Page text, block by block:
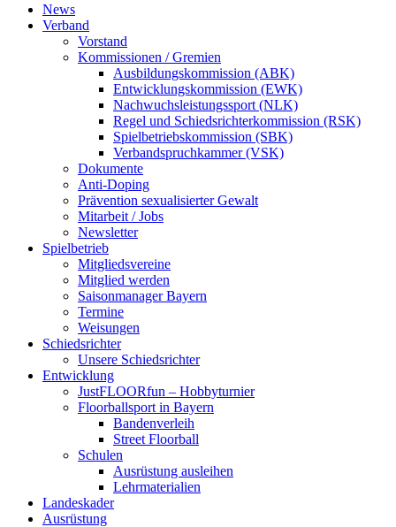
News
Verband
Vorstand
Kommissionen / Gremien
Ausbildungskommission (ABK)
Entwicklungskommission (EWK)
Nachwuchsleistungssport (NLK)
Regel und Schiedsrichterkommission (RSK)
Spielbetriebskommission (SBK)
Verbandspruchkammer (VSK)
Dokumente
Anti-Doping
Prävention sexualisierter Gewalt
Mitarbeit / Jobs
Newsletter
Spielbetrieb
Mitgliedsvereine
Mitglied werden
Saisonmanager Bayern
Termine
Weisungen
Schiedsrichter
Unsere Schiedsrichter
Entwicklung
JustFLOORfun – Hobbyturnier
Floorballsport in Bayern
Bandenverleih
Street Floorball
Schulen
Ausrüstung ausleihen
Lehrmaterialien
Landeskader
Ausrüstung